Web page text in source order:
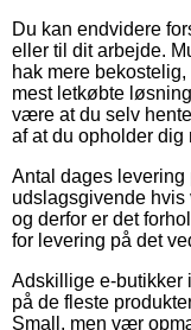
Du kan endvidere
eller til dit arbejde.
hak mere
mest letkøbte
være at du selv
af at du opholder
Antal dages
udslagsgivende hvis
og derfor er det
for levering på det
Adskillige e-butikker
på de fleste
Small, men vær